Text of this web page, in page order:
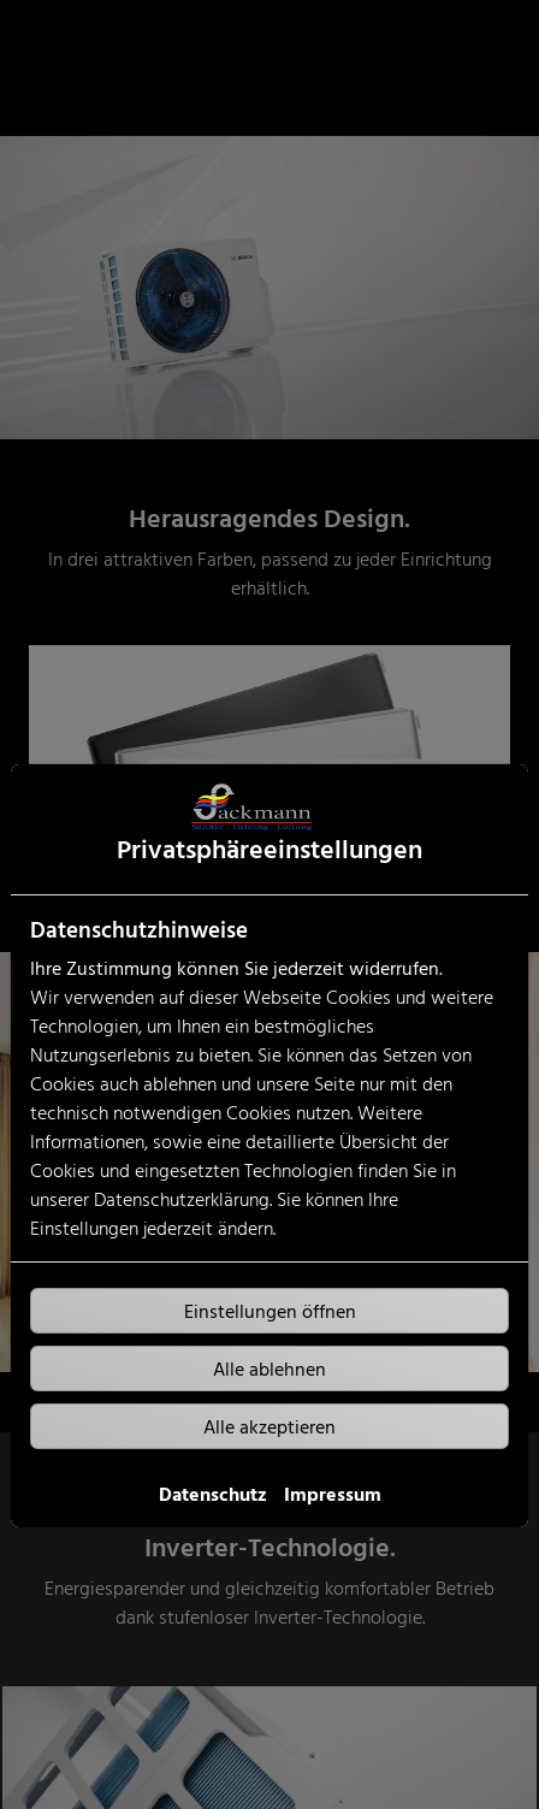
Herausragendes Design.
In drei attraktiven Farben, passend zu jeder Einrichtung
erhältlich.
Inverter-Technologie.
Energiesparender und gleichzeitig komfortabler Betrieb
dank stufenloser Inverter-Technologie.
Privatsphäre­einstellungen
Datenschutzhinweise
Ihre Zustimmung können Sie jederzeit widerrufen.
Wir verwenden auf dieser Webseite Cookies und weitere
Technologien, um Ihnen ein bestmögliches
Nutzungserlebnis zu bieten. Sie können das Setzen von
Cookies auch ablehnen und unsere Seite nur mit den
technisch notwendigen Cookies nutzen. Weitere
Informationen, sowie eine detaillierte Übersicht der
Cookies und eingesetzten Technologien finden Sie in
unserer Datenschutzerklärung. Sie können Ihre
Einstellungen jederzeit ändern.
Einstellungen öffnen
Alle ablehnen
Alle akzeptieren
Datenschutz Impressum